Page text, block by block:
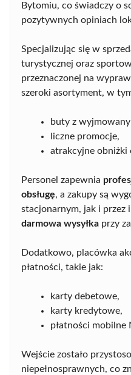
Bytomiu, co świadczy o
pozytywnych opiniach
Specjalizując się w
turystycznej oraz
przeznaczonej na
szeroki asortyment, w
buty z
liczne promocje,
atrakcyjne obniżki
Personel zapewnia
obsługę, a zakupy są
stacjonarnym, jak i przez
darmowa wysyłka przy
Dodatkowo, placówka
płatności, takie jak:
karty debetowe,
karty kredytowe,
płatności mobilne
Wejście zostało
niepełnosprawnych, co